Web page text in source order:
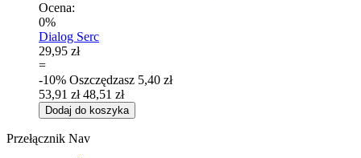
Ocena:
0%
Dialog Serc
29,95 zł
=
-10% Oszczędzasz 5,40 zł
53,91 zł 48,51 zł
Dodaj do koszyka
Przełącznik Nav